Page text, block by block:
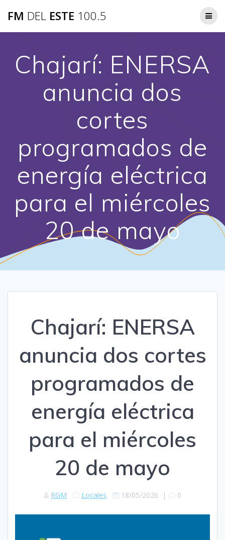
FM DEL ESTE 100.5
Chajarí: ENERSA
anuncia dos
cortes
programados de
energía eléctrica
para el miércoles
20 de mayo
Chajarí: ENERSA
anuncia dos cortes
programados de
energía eléctrica
para el miércoles
20 de mayo
RGM Locales 18/05/2026 | 0